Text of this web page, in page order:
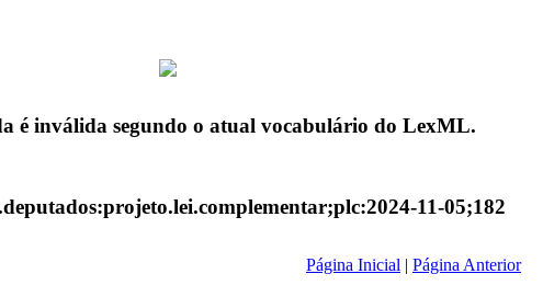
é inválida segundo o atual vocabulário do LexML.
11-05;182
Página Inicial | Página Anterior